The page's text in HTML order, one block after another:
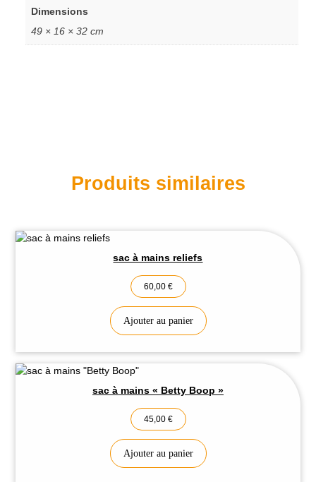
Dimensions
49 × 16 × 32 cm
Produits similaires
sac à mains reliefs
60,00 €
Ajouter au panier
sac à mains « Betty Boop »
45,00 €
Ajouter au panier